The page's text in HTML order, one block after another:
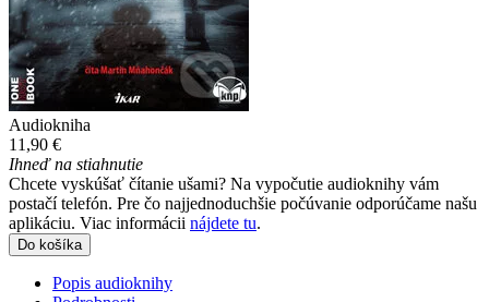
Audiokniha
11,90 €
Ihneď na stiahnutie
Chcete vyskúšať čítanie ušami? Na vypočutie audioknihy vám
postačí telefón. Pre čo najjednoduchšie počúvanie odporúčame našu
aplikáciu. Viac informácii nájdete tu.
Do košíka
Popis audioknihy